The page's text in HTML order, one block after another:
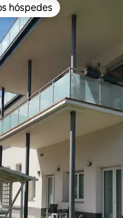
preferidos dos hóspedes
hóspedes